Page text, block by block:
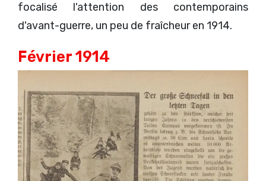
focalisé l'attention des contemporains
d'avant-guerre, un peu de fraîcheur en 1914.
Février 1914